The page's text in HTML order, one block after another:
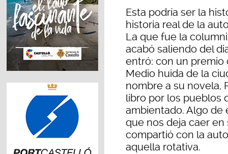
Esta podría ser la
historia real de la
La que fue la
acabó saliendo del
entró: con un premio
Medio huida de la
nombre a su novela,
libro por los pueblos
ambientado. Algo de
que nos deja caer en
compartió con la
aquella rotativa.